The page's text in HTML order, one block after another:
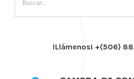
¡Llámenos! +(506)